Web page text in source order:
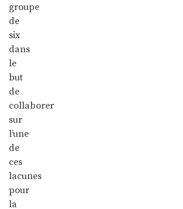
groupe
de
six
dans
le
but
de
collaborer
sur
l’une
de
ces
lacunes
pour
la